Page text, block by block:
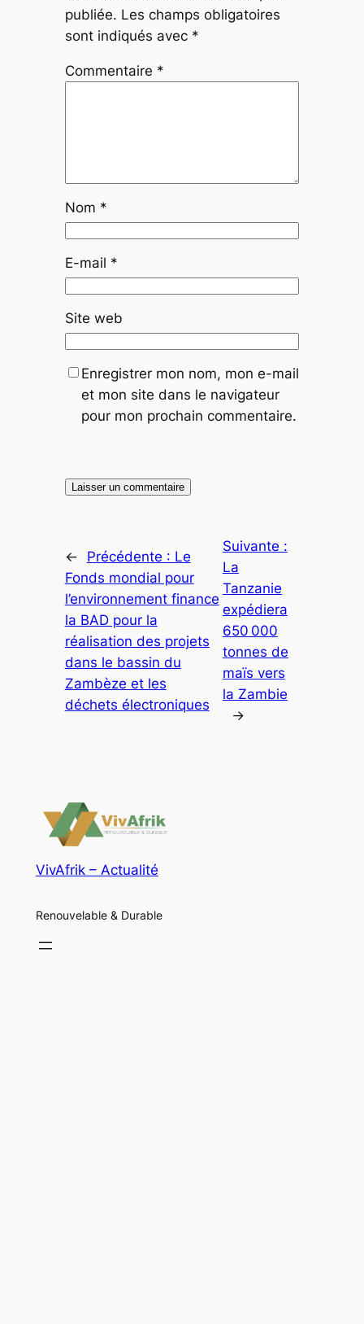
publiée. Les champs obligatoires
sont indiqués avec *
Commentaire *
Nom *
E-mail *
Site web
Enregistrer mon nom, mon e-mail
et mon site dans le navigateur
pour mon prochain commentaire.
← Précédente : Le
Fonds mondial pour
l’environnement finance
la BAD pour la
réalisation des projets
dans le bassin du
Zambèze et les
déchets électroniques
Suivante :
La
Tanzanie
expédiera
650 000
tonnes de
maïs vers
la Zambie
→
VivAfrik – Actualité
Renouvelable & Durable